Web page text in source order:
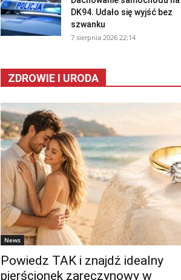
DK94. Udało się wyjść bez
szwanku
7 sierpnia 2026 22:14
ZDROWIE I URODA
News
Powiedz TAK i znajdź idealny
pierścionek zaręczynowy w